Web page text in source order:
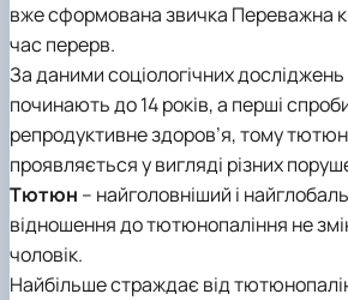
вже сформована звичка Переважна
час перерв.
За даними соціологічних досліджень
починають до 14 років, а перші
репродуктивне здоров’я, тому
проявляється у вигляді різних
Тютюн – найголовніший і
відношення до тютюнопаління не
чоловік.
Найбільше страждає від